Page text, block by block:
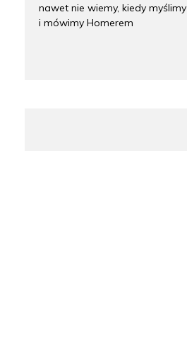
nawet nie wiemy, kiedy myślimy
i mówimy Homerem